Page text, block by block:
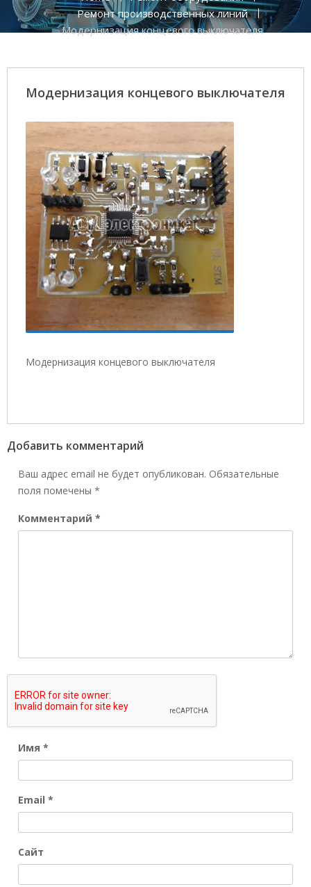
Ремонт производственных линий
Модернизация концевого выключателя
Модернизация концевого выключателя
Модернизация концевого выключателя
Добавить комментарий
Ваш адрес email не будет опубликован. Обязательные
поля помечены *
Комментарий *
Имя *
Email *
Сайт